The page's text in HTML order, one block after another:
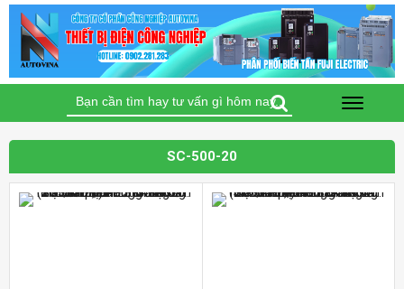
SC-500-20